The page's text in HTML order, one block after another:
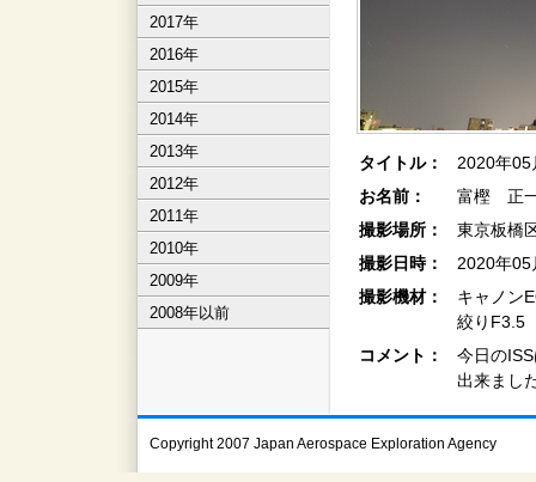
2017年
2016年
2015年
2014年
2013年
2012年
2011年
2010年
2009年
2008年以前
タイトル：
2020年05
お名前：
富樫 正
撮影場所：
東京板橋
撮影日時：
2020年
撮影機材：
キャノン
絞りF3.5
コメント：
今日の
出来まし
Copyright 2007 Japan Aerospace Exploration Agency